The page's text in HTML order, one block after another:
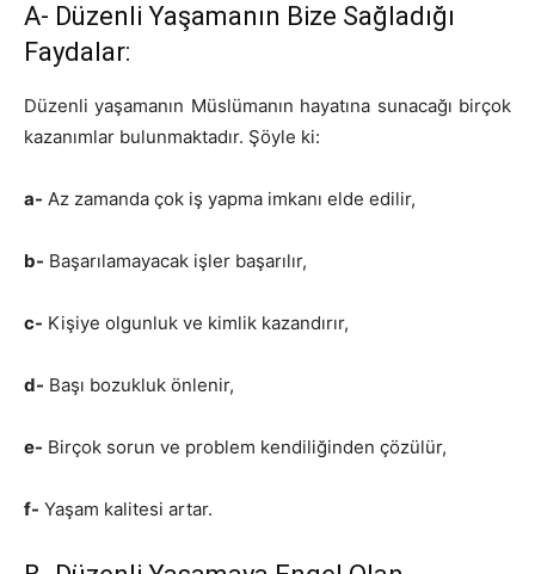
A- Düzenli Yaşamanın Bize Sağladığı
Faydalar:
Düzenli yaşamanın Müslümanın hayatına sunacağı birçok
kazanımlar bulunmaktadır. Şöyle ki:
a- Az zamanda çok iş yapma imkanı elde edilir,
b- Başarılamayacak işler başarılır,
c- Kişiye olgunluk ve kimlik kazandırır,
d- Başı bozukluk önlenir,
e- Birçok sorun ve problem kendiliğinden çözülür,
f- Yaşam kalitesi artar.